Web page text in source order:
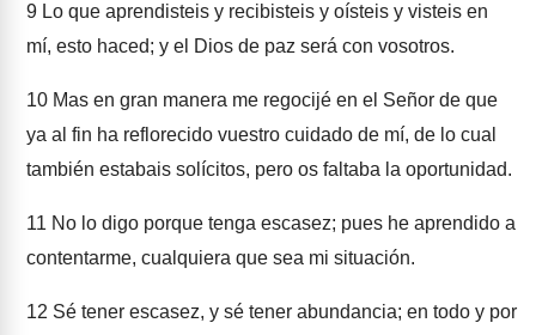
9 Lo que aprendisteis y recibisteis y oísteis y visteis en
mí, esto haced; y el Dios de paz será con vosotros.
10 Mas en gran manera me regocijé en el Señor de que
ya al fin ha reflorecido vuestro cuidado de mí, de lo cual
también estabais solícitos, pero os faltaba la oportunidad.
11 No lo digo porque tenga escasez; pues he aprendido a
contentarme, cualquiera que sea mi situación.
12 Sé tener escasez, y sé tener abundancia; en todo y por